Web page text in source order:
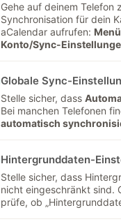
Gehe auf deinem Telefon
Synchronisation für dein
aCalendar aufrufen:
Konto/Sync-
Globale Sync-
Stelle sicher, dass
Bei manchen Telefonen
automatisch
Hintergrunddaten-
Stelle sicher, dass
nicht eingeschränkt sind.
prüfe, ob